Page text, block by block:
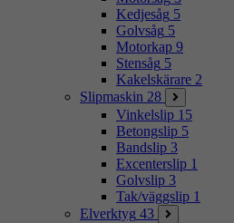
Kedjesåg 5
Golvsåg 5
Motorkap 9
Stensåg 5
Kakelskärare 2
Slipmaskin 28
Vinkelslip 15
Betongslip 5
Bandslip 3
Excenterslip 1
Golvslip 3
Tak/väggslip 1
Elverktyg 43